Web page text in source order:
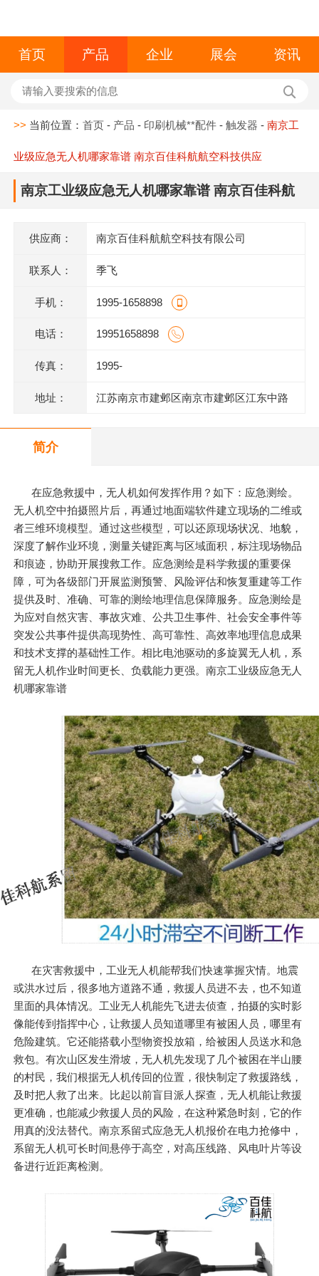
首页 产品 企业 展会 资讯
>> 当前位置：首页 - 产品 - 印刷机械**配件 -触发器 -南京工
业级应急无人机哪家靠谱 南京百佳科航航空科技供应
南京工业级应急无人机哪家靠谱 南京百佳科航
供应商： 南京百佳科航航空科技有限公司
联系人： 季飞
手机： 1995-1658898
电话： 19951658898
传真： 1995-
地址： 江苏南京市建邺区南京市建邺区江东中路
简介
在应急救援中，无人机如何发挥作用？如下：应急测绘。
无人机空中拍摄照片后，再通过地面端软件建立现场的二维或
者三维环境模型。通过这些模型，可以还原现场状况、地貌，
深度了解作业环境，测量关键距离与区域面积，标注现场物品
和痕迹，协助开展搜救工作。应急测绘是科学救援的重要保
障，可为各级部门开展监测预警、风险评估和恢复重建等工作
提供及时、准确、可靠的测绘地理信息保障服务。应急测绘是
为应对自然灾害、事故灾难、公共卫生事件、社会安全事件等
突发公共事件提供高现势性、高可靠性、高效率地理信息成果
和技术支撑的基础性工作。相比电池驱动的多旋翼无人机，系
留无人机作业时间更长、负载能力更强。南京工业级应急无人
机哪家靠谱
在灾害救援中，工业无人机能帮我们快速掌握灾情。地震
或洪水过后，很多地方道路不通，救援人员进不去，也不知道
里面的具体情况。工业无人机能先飞进去侦查，拍摄的实时影
像能传到指挥中心，让救援人员知道哪里有被困人员，哪里有
危险建筑。它还能搭载小型物资投放箱，给被困人员送水和急
救包。有次山区发生滑坡，无人机先发现了几个被困在半山腰
的村民，我们根据无人机传回的位置，很快制定了救援路线，
及时把人救了出来。比起以前盲目派人探查，无人机能让救援
更准确，也能减少救援人员的风险，在这种紧急时刻，它的作
用真的没法替代。南京系留式应急无人机报价在电力抢修中，
系留无人机可长时间悬停于高空，对高压线路、风电叶片等设
备进行近距离检测。